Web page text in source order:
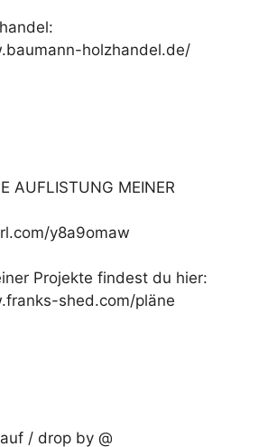
holzhandel.de/
AUFLISTUNG MEINER
y8a9omaw
Projekte findest du hier:
shed.com/pläne
/ drop by @